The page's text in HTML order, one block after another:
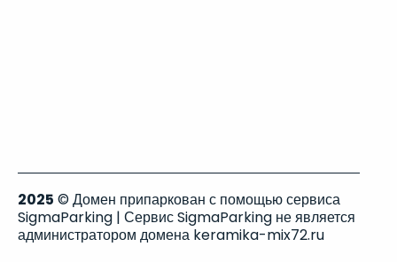
2025 © Домен припаркован с помощью сервиса
SigmaParking | Сервис SigmaParking не является
администратором домена keramika-mix72.ru